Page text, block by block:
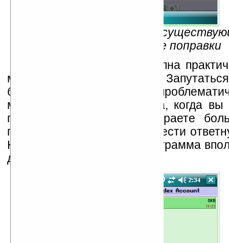
Рис.5 — Можно внести в
необходимые поправки
Отмена действий доступна
момент — кнопка «Back».
будет, на мой взгляд, тоже
может возникнуть путаница, когда вы
почтовых адресов и забираете
писем — с какого адреса вести
Но, по большому счету, программа
добротная.